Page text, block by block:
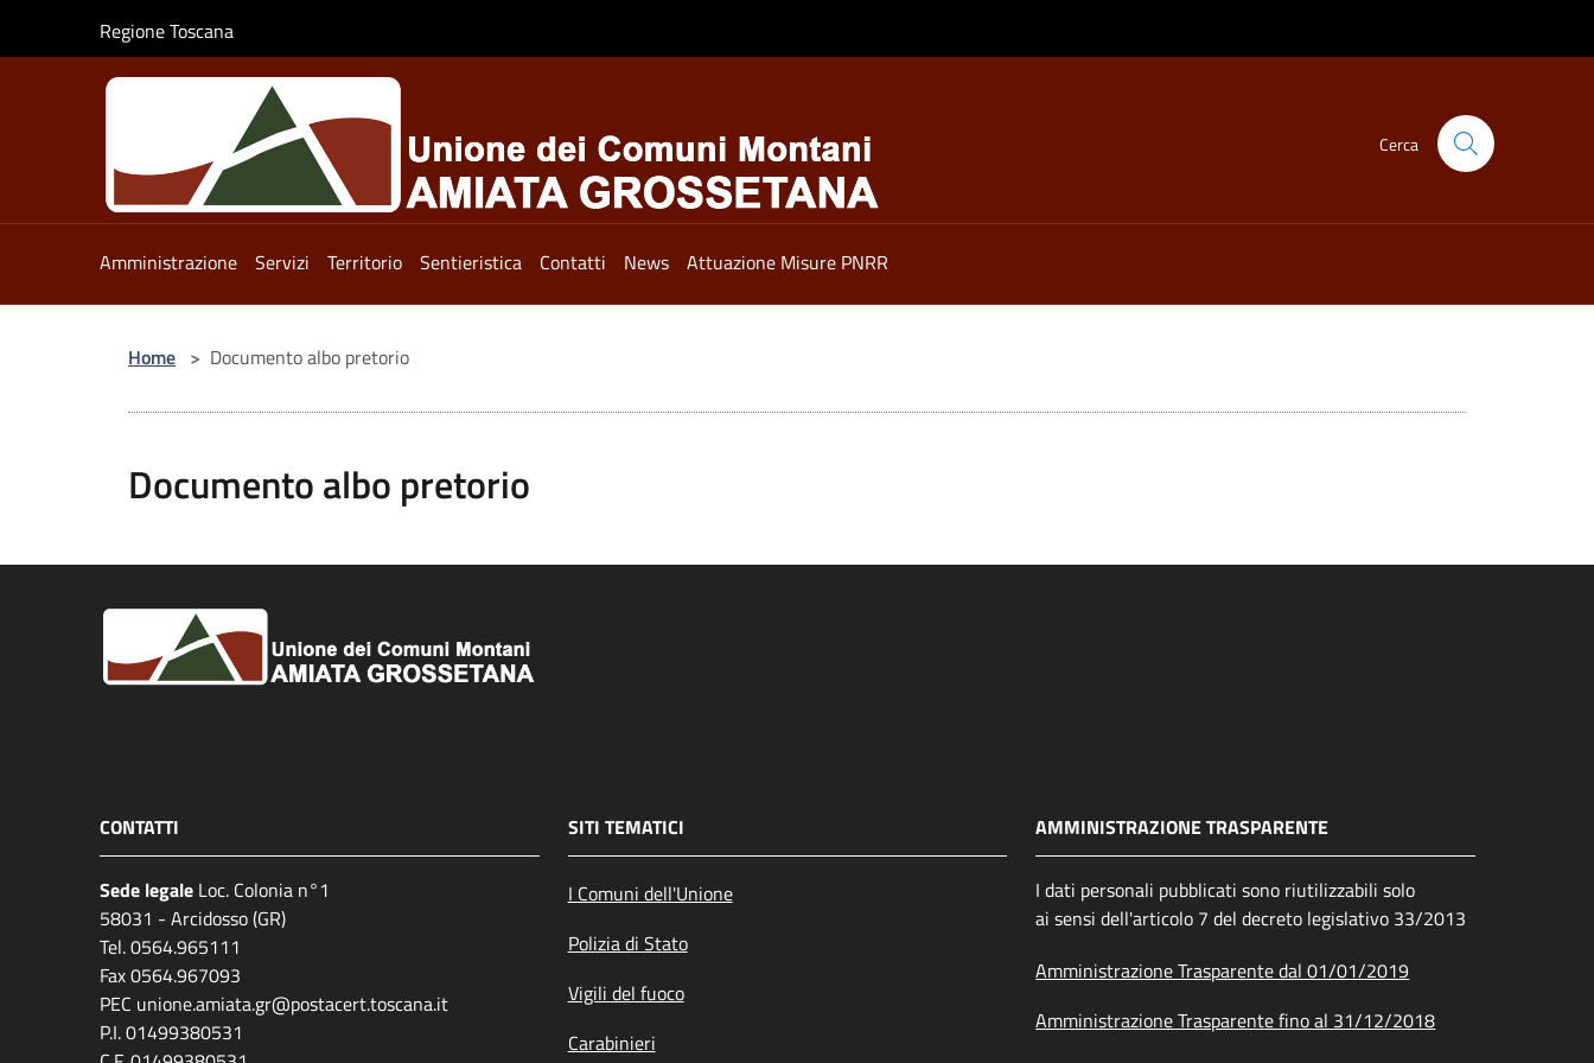
Regione Toscana
Cerca
Amministrazione Servizi Territorio Sentieristica Contatti News Attuazione Misure PNRR
Home > Documento albo pretorio
Documento albo pretorio
CONTATTI
Sede legale Loc. Colonia n°1
58031 - Arcidosso (GR)
Tel. 0564.965111
Fax 0564.967093
PEC unione.amiata.gr@postacert.toscana.it
P.I. 01499380531
SITI TEMATICI
I Comuni dell'Unione
Polizia di Stato
Vigili del fuoco
Carabinieri
AMMINISTRAZIONE TRASPARENTE
I dati personali pubblicati sono riutilizzabili solo
ai sensi dell'articolo 7 del decreto legislativo 33/2013
Amministrazione Trasparente dal 01/01/2019
Amministrazione Trasparente fino al 31/12/2018